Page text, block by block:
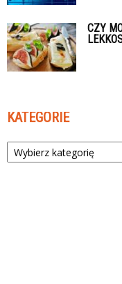
CZY
KATEGORIE
Kategorie